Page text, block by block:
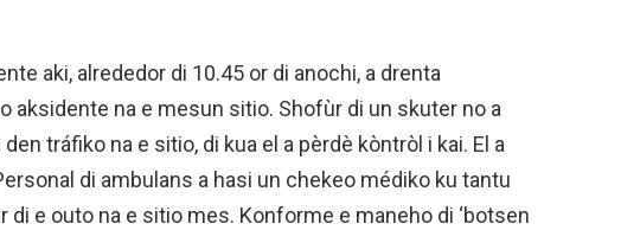
aki, alrededor di 10.45 or di anochi, a drenta
aksidente na e mesun sitio. Shofùr di un skuter no a
tráfiko na e sitio, di kua el a pèrdè kòntròl i kai. El a
di ambulans a hasi un chekeo médiko ku tantu
e outo na e sitio mes. Konforme e maneho di ‘botsen